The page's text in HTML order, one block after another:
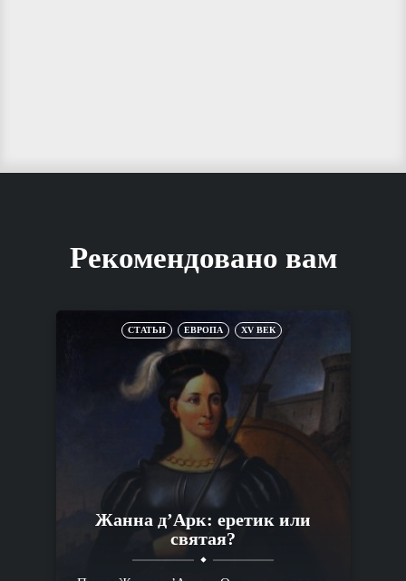
Рекомендовано вам
СТАТЬИ ЕВРОПА XV ВЕК
Жанна д’Арк: еретик или
святая?